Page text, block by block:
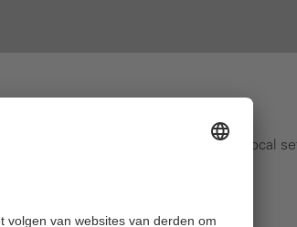
the online shop according to your local
shown here.